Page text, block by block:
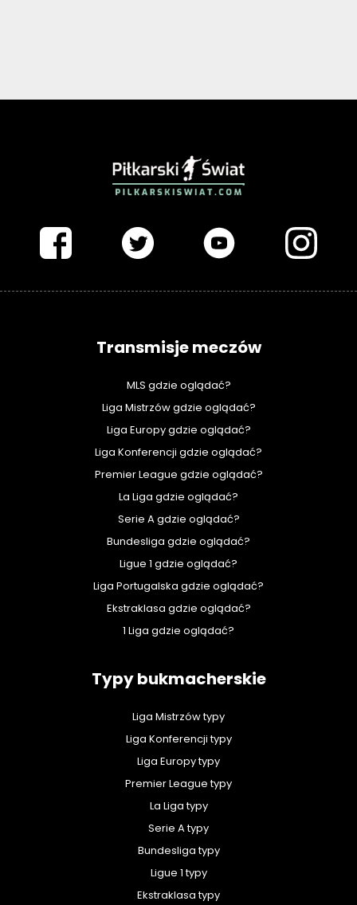
Transmisje meczów
MLS gdzie oglądać?
Liga Mistrzów gdzie oglądać?
Liga Europy gdzie oglądać?
Liga Konferencji gdzie oglądać?
Premier League gdzie oglądać?
La Liga gdzie oglądać?
Serie A gdzie oglądać?
Bundesliga gdzie oglądać?
Ligue 1 gdzie oglądać?
Liga Portugalska gdzie oglądać?
Ekstraklasa gdzie oglądać?
1 Liga gdzie oglądać?
Typy bukmacherskie
Liga Mistrzów typy
Liga Konferencji typy
Liga Europy typy
Premier League typy
La Liga typy
Serie A typy
Bundesliga typy
Ligue 1 typy
Ekstraklasa typy